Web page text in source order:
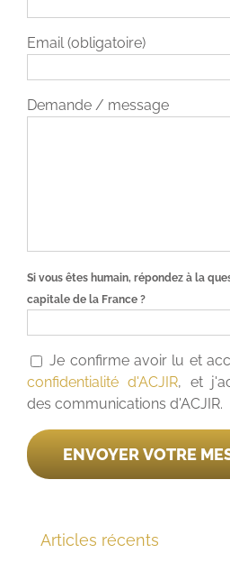
Email (obligatoire)
Demande / message
Si vous êtes humain, répondez à la
capitale de la France ?
Je confirme avoir lu et
confidentialité d'ACJIR, et
des communications d'ACJIR.
Articles récents